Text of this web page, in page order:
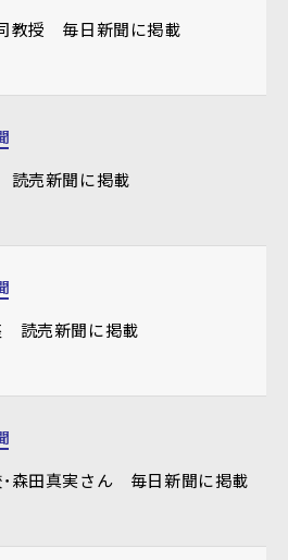
教授 毎日新聞に掲載
読売新聞に掲載
読売新聞に掲載
森田真実さん 毎日新聞に掲載